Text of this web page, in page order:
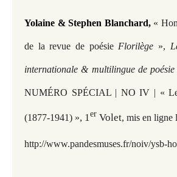
Yolaine & Stephen Blanchard, «
de la revue de poésie Florilège »,
internationale & multilingue de
NUMÉRO SPÉCIAL | NO IV | «
(1877-1941) », 1er Volet, mis en ligne
http://www.pandesmuses.fr/noiv/ysb-